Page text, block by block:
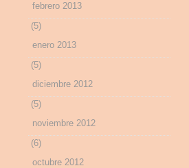
febrero 2013
(5)
enero 2013
(5)
diciembre 2012
(5)
noviembre 2012
(6)
octubre 2012